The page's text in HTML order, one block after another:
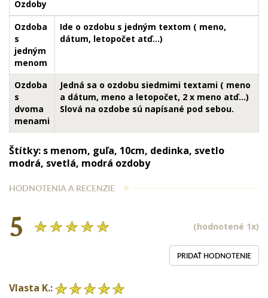
Ozdoby
Ozdoba
s
jedným
menom
Ide o ozdobu s jedným textom ( meno,
dátum, letopočet atď...)
Ozdoba
s
dvoma
menami
Jedná sa o ozdobu siedmimi textami ( meno
a dátum, meno a letopočet, 2 x meno atď...)
Slová na ozdobe sú napísané pod sebou.
Štítky: s menom, guľa, 10cm, dedinka, svetlo
modrá, svetlá, modrá ozdoby
HODNOTENIA A RECENZIE
5 (hodnotené 1x)
PRIDAŤ HODNOTENIE
Vlasta K.: